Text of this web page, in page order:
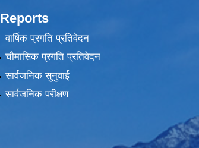
Reports
वार्षिक प्रगति प्रतिवेदन
चौमासिक प्रगति प्रतिवेदन
सार्वजनिक सुनुवाई
सार्वजनिक परीक्षण